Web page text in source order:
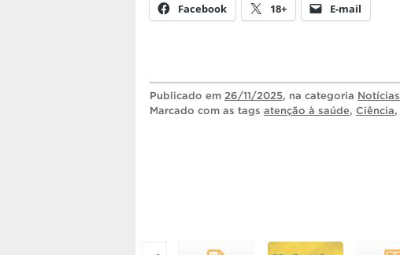
Facebook 18+ E-mail
Publicado em 26/11/2025, na categoria Notícias
Marcado com as tags atenção à saúde, Ciência,